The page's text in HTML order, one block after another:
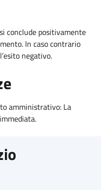
conclude positivamente
In caso contrario
negativo.
amministrativo: La